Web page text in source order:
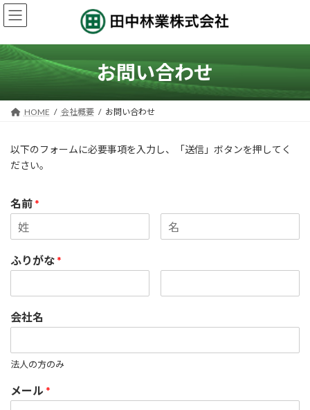
コ
ン
ン
ツ
キ
ナ
ビ
ー
シ
に
お問い合わせ
HOME 会社概要 お問い合わせ
以下のフォームに必要事項を入力し、「送信」ボタンを押してく
ださい。
名前*
ふりがな*
会社名
法人の方のみ
メール *